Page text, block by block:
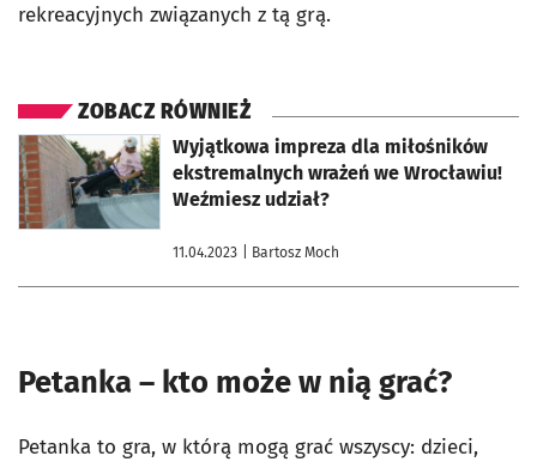
rekreacyjnych związanych z tą grą.
ZOBACZ RÓWNIEŻ
Wyjątkowa impreza dla miłośników
ekstremalnych wrażeń we Wrocławiu!
Weźmiesz udział?
11.04.2023 | Bartosz Moch
otworzy się w nowej karcie
Petanka – kto może w nią grać?
Petanka to gra, w którą mogą grać wszyscy: dzieci,